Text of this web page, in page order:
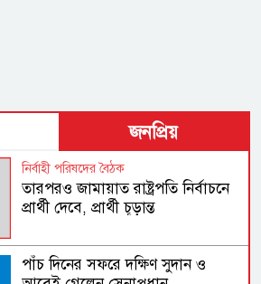
জনপ্রিয়
নির্বাহী পরিষদের বৈঠক
তারপরও জামায়াত রাষ্ট্রপতি নির্বাচনে
প্রার্থী দেবে, প্রার্থী চূড়ান্ত
পাঁচ দিনের সফরে দক্ষিণ সুদান ও